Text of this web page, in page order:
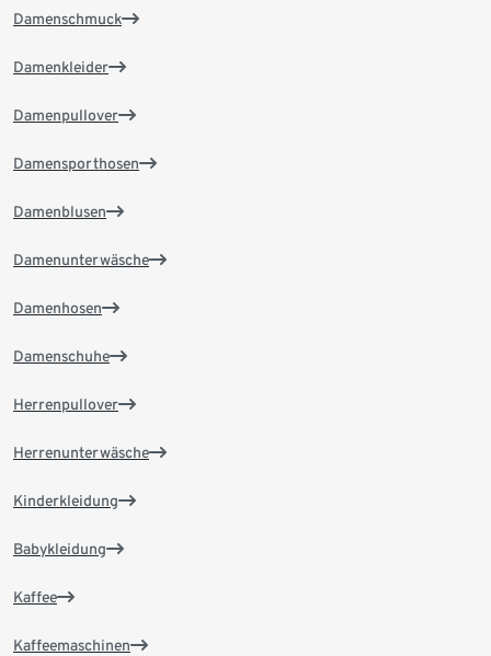
Damenschmuck
Damenkleider
Damenpullover
Damensporthosen
Damenblusen
Damenunterwäsche
Damenhosen
Damenschuhe
Herrenpullover
Herrenunterwäsche
Kinderkleidung
Babykleidung
Kaffee
Kaffeemaschinen